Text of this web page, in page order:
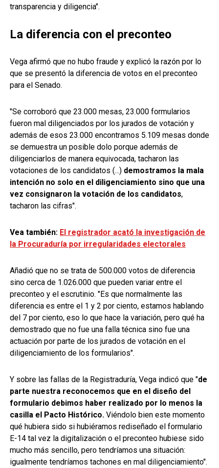
transparencia y diligencia".
La diferencia con el preconteo
Vega afirmó que no hubo fraude y explicó la razón por lo
que se presentó la diferencia de votos en el preconteo
para el Senado.
"Se corroboró que 23.000 mesas, 23.000 formularios
fueron mal diligenciados por los jurados de votación y
además de esos 23.000 encontramos 5.109 mesas donde
se demuestra un posible dolo porque además de
diligenciarlos de manera equivocada, tacharon las
votaciones de los candidatos (...) demostramos la mala
intención no solo en el diligenciamiento sino que una
vez consignaron la votación de los candidatos,
tacharon las cifras".
Vea también: El registrador acató la investigación de
la Procuraduría por irregularidades electorales
Añadió que no se trata de 500.000 votos de diferencia
sino cerca de 1.026.000 que pueden variar entre el
preconteo y el escrutinio. "Es que normalmente las
diferencia es entre el 1 y 2 por ciento, estamos hablando
del 7 por ciento, eso lo que hace la variación, pero qué ha
demostrado que no fue una falla técnica sino fue una
actuación por parte de los jurados de votación en el
diligenciamiento de los formularios".
Y sobre las fallas de la Registraduría, Vega indicó que "de
parte nuestra reconocemos que en el diseño del
formulario debimos haber realizado por lo menos la
casilla el Pacto Histórico. Viéndolo bien este momento
qué hubiera sido si hubiéramos rediseñado el formulario
E-14 tal vez la digitalización o el preconteo hubiese sido
mucho más sencillo, pero tendríamos una situación:
igualmente tendríamos tachones en mal diligenciamiento".